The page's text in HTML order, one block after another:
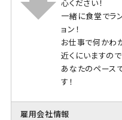
心ください！
一緒に食堂でラ
ョン！
お仕事で何かわ
近くにいますの
あなたのペース
す！
雇用会社情報